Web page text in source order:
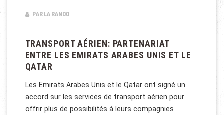
PAR LA RANDO
TRANSPORT AÉRIEN: PARTENARIAT
ENTRE LES EMIRATS ARABES UNIS ET LE
QATAR
Les Emirats Arabes Unis et le Qatar ont signé un
accord sur les services de transport aérien pour
offrir plus de possibilités à leurs compagnies